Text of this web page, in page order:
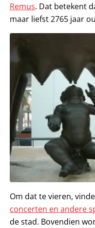
Remus. Dat betekent
maar liefst 2765 jaar
Om dat te vieren,
concerten en andere
de stad. Bovendien